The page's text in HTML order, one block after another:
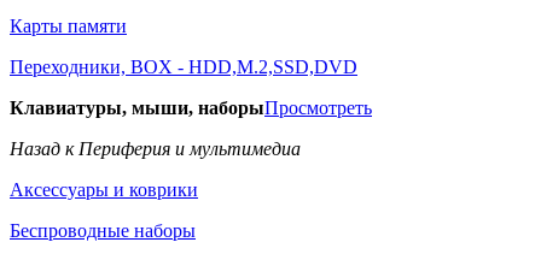
Карты памяти
Переходники, BOX - HDD,M.2,SSD,DVD
Клавиатуры, мыши, наборыПросмотреть
Назад к Периферия и мультимедиа
Аксессуары и коврики
Беспроводные наборы